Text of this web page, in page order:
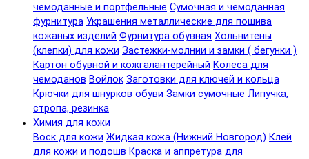
чемоданные и портфельные Сумочная и чемоданная
фурнитура Украшения металлические для пошива
кожаных изделий Фурнитура обувная Хольнитены
(клепки) для кожи Застежки-молнии и замки ( бегунки )
Картон обувной и кожгалантерейный Колеса для
чемоданов Войлок Заготовки для ключей и кольца
Крючки для шнурков обуви Замки сумочные Липучка,
стропа, резинка
Химия для кожи
Воск для кожи Жидкая кожа (Нижний Новгород) Клей
для кожи и подошв Краска и аппретура для